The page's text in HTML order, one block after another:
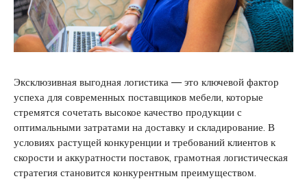
Эксклюзивная выгодная логистика — это ключевой фактор
успеха для современных поставщиков мебели, которые
стремятся сочетать высокое качество продукции с
оптимальными затратами на доставку и складирование. В
условиях растущей конкуренции и требований клиентов к
скорости и аккуратности поставок, грамотная логистическая
стратегия становится конкурентным преимуществом.